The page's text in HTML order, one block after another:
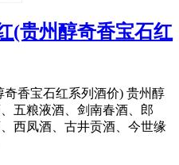
(贵州醇奇香宝石红
香宝石红系列酒价) 贵州醇
五粮液酒、剑南春酒、郎
西凤酒、古井贡酒、今世缘